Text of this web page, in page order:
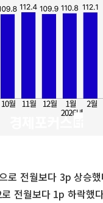
로 전월보다 3p 상승
전월보다 1p 하락했